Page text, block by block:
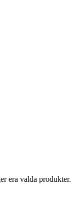
era valda produkter.